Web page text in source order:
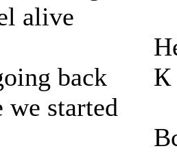
alive
back
we started
К